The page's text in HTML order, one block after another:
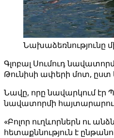
Նախաձեռնությունը
Գլոբալ Սումուդ
Թունիսի ափերի մոտ, ըստ
Նավը, որը նավարկում էր
նավատորմի
«Բոլոր ուղևորներն ու
հետաքննություն է